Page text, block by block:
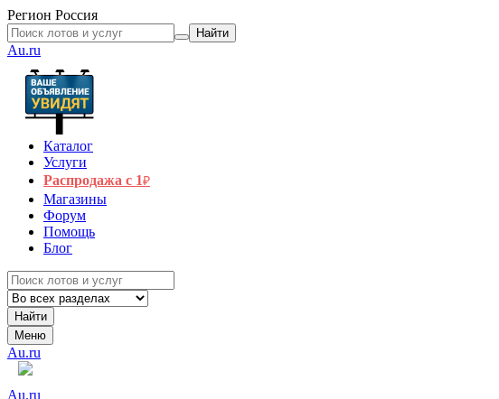
Регион Россия
Найти
Au.ru
Каталог
Услуги
Распродажа с 1₽
Магазины
Форум
Помощь
Блог
Найти
Меню
Au.ru
Au.ru